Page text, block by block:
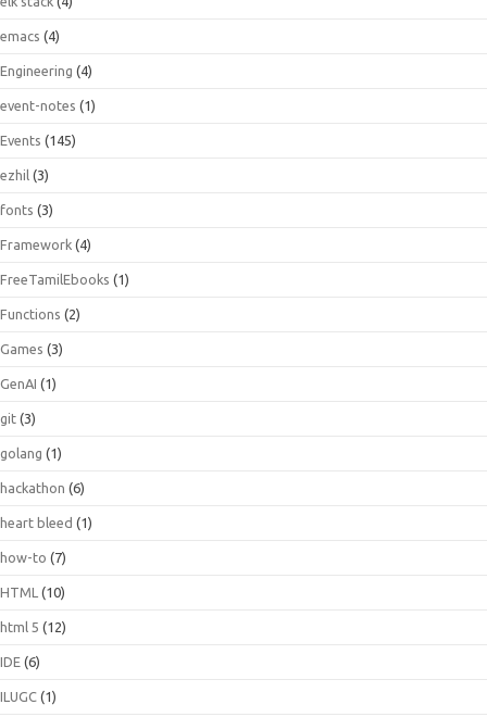
emacs (4)
Engineering (4)
event-notes (1)
Events (145)
ezhil (3)
fonts (3)
Framework (4)
FreeTamilEbooks (1)
Functions (2)
Games (3)
GenAI (1)
git (3)
golang (1)
hackathon (6)
heart bleed (1)
how-to (7)
HTML (10)
html 5 (12)
IDE (6)
ILUGC (1)